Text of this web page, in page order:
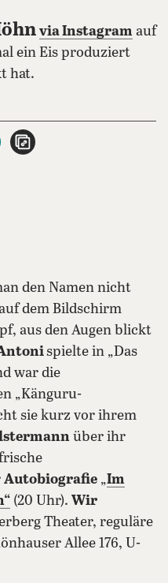
via Instagram auf
ein Eis produziert
hat.
teilen
per E-Mail teilen
den Namen nicht
dem Bildschirm
aus den Augen blickt
spielte in „Das
war die
„Känguru-
sie kurz vor ihrem
über ihr
Autobiografie „Im
(20 Uhr). Wir
Theater, reguläre
Allee 176, U-